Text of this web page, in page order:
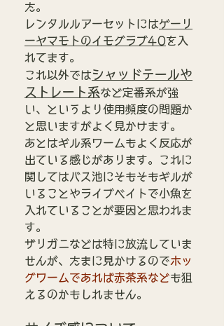
た。
レンタルルアーセットにはゲーリ
ーヤマモトのイモグラブ40を入
れてます。
これ以外ではシャッドテールや
ストレート系など定番系が強
い、というより使用頻度の問題か
と思いますがよく見かけます。
あとはギル系ワームもよく反応が
出ている感じがあります。これに
関してはバス池にそもそもギルが
いることやライブベイトで小魚を
入れていることが要因と思われま
す。
ザリガニなどは特に放流していま
せんが、たまに見かけるのでホッ
グワームであれば赤茶系なども狙
えるのかもしれません。